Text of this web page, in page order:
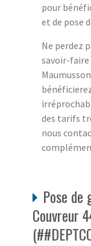
pour
et de pose
Ne perdez
savoir-faire
des tarifs
nous
Pose
Couvreur